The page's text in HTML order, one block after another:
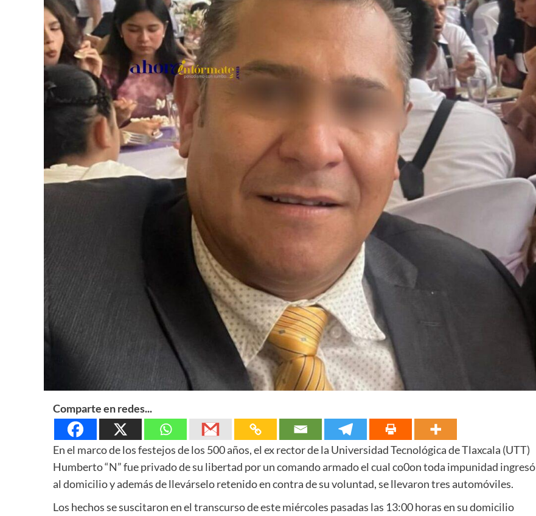
Comparte en redes...
En el marco de los festejos de los 500 años, el ex rector de la Universidad Tecnológica de Tlaxcala (UTT)
Humberto “N” fue privado de su libertad por un comando armado el cual co0on toda impunidad ingresó
al domicilio y además de llevárselo retenido en contra de su voluntad, se llevaron tres automóviles.
Los hechos se suscitaron en el transcurso de este miércoles pasadas las 13:00 horas en su domicilio